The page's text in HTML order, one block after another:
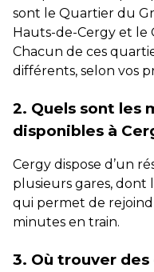
sont le Quartier du
Hauts-de-Cergy et le
Chacun de ces
différents, selon vos
2. Quels sont les
disponibles à
Cergy dispose d’un
plusieurs gares, dont
qui permet de
minutes en train.
3. Où trouver